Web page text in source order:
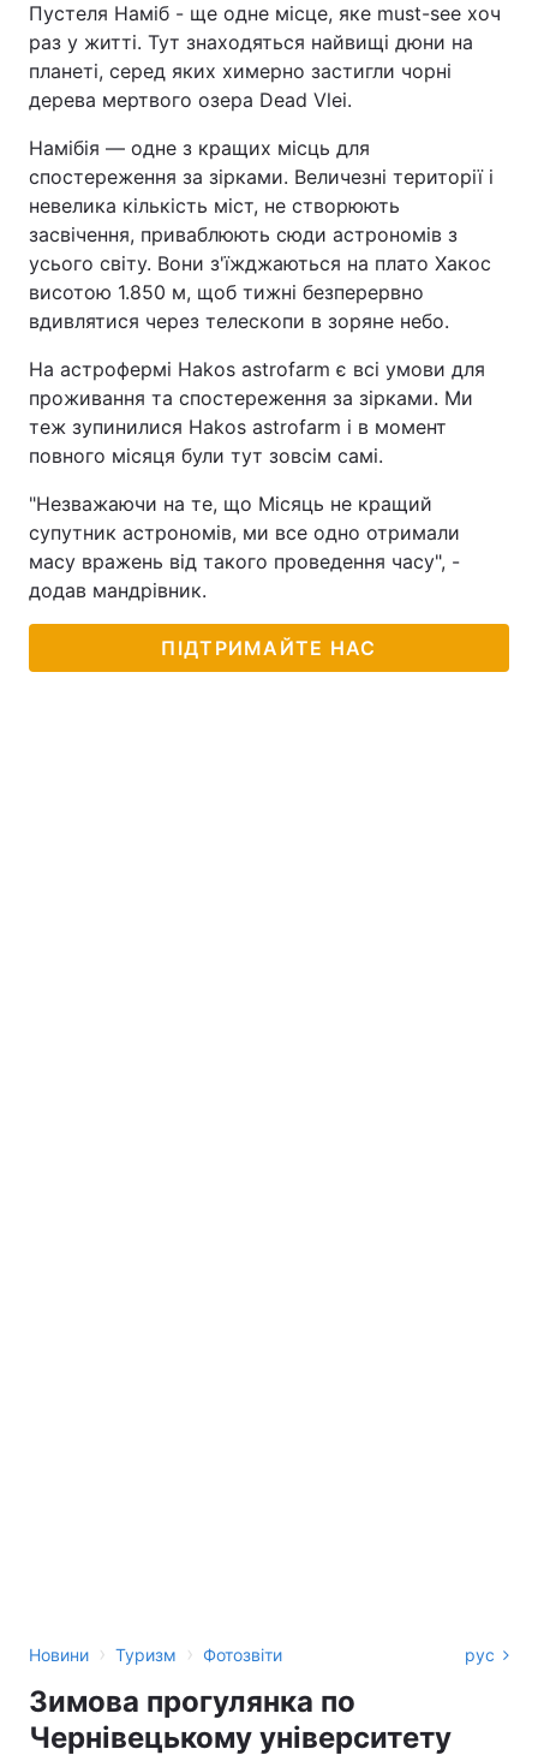
Пустеля Наміб - ще одне місце, яке must-see хоч
раз у житті. Тут знаходяться найвищі дюни на
планеті, серед яких химерно застигли чорні
дерева мертвого озера Dead Vlei.
Намібія — одне з кращих місць для
спостереження за зірками. Величезні території і
невелика кількість міст, не створюють
засвічення, приваблюють сюди астрономів з
усього світу. Вони з'їжджаються на плато Хакос
висотою 1.850 м, щоб тижні безперервно
вдивлятися через телескопи в зоряне небо.
На астрофермі Hakos astrofarm є всі умови для
проживання та спостереження за зірками. Ми
теж зупинилися Hakos astrofarm і в момент
повного місяця були тут зовсім самі.
"Незважаючи на те, що Місяць не кращий
супутник астрономів, ми все одно отримали
масу вражень від такого проведення часу", -
додав мандрівник.
ПІДТРИМАЙТЕ НАС
Новини › Туризм › Фотозвіти рус
Зимова прогулянка по
Чернівецькому університету